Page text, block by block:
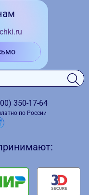
350-17-64
по России